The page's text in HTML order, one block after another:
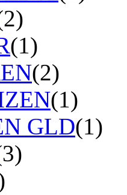
(1)
(2)
(1)
GLD(1)